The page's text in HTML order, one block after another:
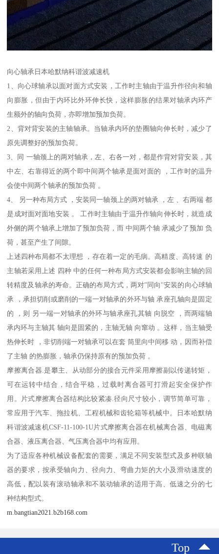
向心轴承日本哈默纳科谐波减速机
1、向心球轴承以面对面方式安装，工作时主轴由于温升作径向和轴
向膨胀，但由于内环比外环伸长快，这样膨胀的结果对轴承内环产
生额外的轴向负荷，亦即增加预加负荷。
2、背对背安装的主轴轴承。当轴承内环的垫圈轴向伸长时，减少了
原先调整好的预加负荷。
3、同 一轴颈上的两对轴承，左、右各一对，都是作背对背安装，其
中左、右靠得近的两个即中间两个轴承是面对面的 ，工作时的温升
会使中间两个轴承的预加负荷 。
4、 另一种布局方式 ，安装同一轴颈上的两对轴承 ，左 、右两端 都
是成对面对面地安装 。 工作时主轴由于温升作轴向伸长时，就造成
外侧的两个轴承上增加了预加负荷，而 中间两个轴 承减少了预加 负
荷，甚至产生了间隙。
上述四种布局都不太理想 ，存在着一定的毛病。高精度、高转速 的
主轴若采用上述 四种 中的任何一种布局方式安装都会影响主轴的回
转精度及轴承的寿命。正确的布局方式，两对"同向''安装的向心球轴
承 ，承担切削或磨削的一端一对轴承的外环与轴 承座孔轴向是固定
的 ，则 另一端一对轴承的外环与轴承座孔其轴 向脱空 ，而两端轴
承内环与主轴其 轴向是固紧的，主轴无轴 向窜动 。这样，当主轴受
热伸长时 ，非切削端一对轴承可以在套 筒里向中间移 动，因而补偿
了主轴 的热膨胀，轴承仍保持原有的预加负荷 。
摩擦离合器.是攀主、从动部分的接合元件采用摩擦副以传递转矩，
可在运转中结合，结合平稳，过载时离合器可打滑起安全保护作
用。片式摩擦离合器结构比较紧凑.径向尺寸较小，调节简单可靠，
常应用于汽车、拖拉机、工程机械和齿轮箱等机械中。日本哈默纳
科谐波减速机CSF-11-100-1U片式摩擦离合器在机械离合器、电磁离
合器、液压离合器、气压离合器中均有应用。
为了适应各种机械设备配套的需要，满足不同安装型式及多种联轴
器的要求，按承受轴向力、径向力、弯曲力矩的大小及滑动速度的
高低，配以装有滚动轴承和不装动轴承的适用于高、低速之分的七
种结构型式。
m.bangtian2021.b2b168.com
Top